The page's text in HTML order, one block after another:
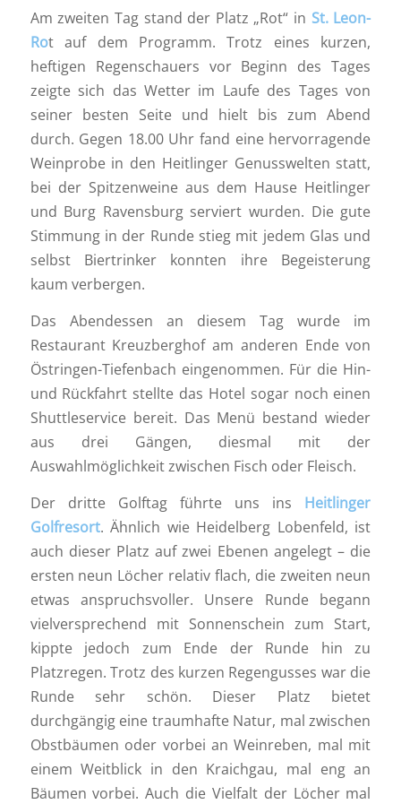
Am zweiten Tag stand der Platz „Rot“ in St. Leon-
Rot auf dem Programm. Trotz eines kurzen,
heftigen Regenschauers vor Beginn des Tages
zeigte sich das Wetter im Laufe des Tages von
seiner besten Seite und hielt bis zum Abend
durch. Gegen 18.00 Uhr fand eine hervorragende
Weinprobe in den Heitlinger Genusswelten statt,
bei der Spitzenweine aus dem Hause Heitlinger
und Burg Ravensburg serviert wurden. Die gute
Stimmung in der Runde stieg mit jedem Glas und
selbst Biertrinker konnten ihre Begeisterung
kaum verbergen.
Das Abendessen an diesem Tag wurde im
Restaurant Kreuzberghof am anderen Ende von
Östringen-Tiefenbach eingenommen. Für die Hin-
und Rückfahrt stellte das Hotel sogar noch einen
Shuttleservice bereit. Das Menü bestand wieder
aus drei Gängen, diesmal mit der
Auswahlmöglichkeit zwischen Fisch oder Fleisch.
Der dritte Golftag führte uns ins Heitlinger
Golfresort. Ähnlich wie Heidelberg Lobenfeld, ist
auch dieser Platz auf zwei Ebenen angelegt – die
ersten neun Löcher relativ flach, die zweiten neun
etwas anspruchsvoller. Unsere Runde begann
vielversprechend mit Sonnenschein zum Start,
kippte jedoch zum Ende der Runde hin zu
Platzregen. Trotz des kurzen Regengusses war die
Runde sehr schön. Dieser Platz bietet
durchgängig eine traumhafte Natur, mal zwischen
Obstbäumen oder vorbei an Weinreben, mal mit
einem Weitblick in den Kraichgau, mal eng an
Bäumen vorbei. Auch die Vielfalt der Löcher mal